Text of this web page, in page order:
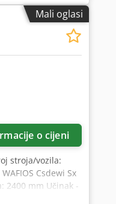
Mali oglasi
o cijeni
stroja/vozila:
Csdewi Sx
2400 mm Učinak -